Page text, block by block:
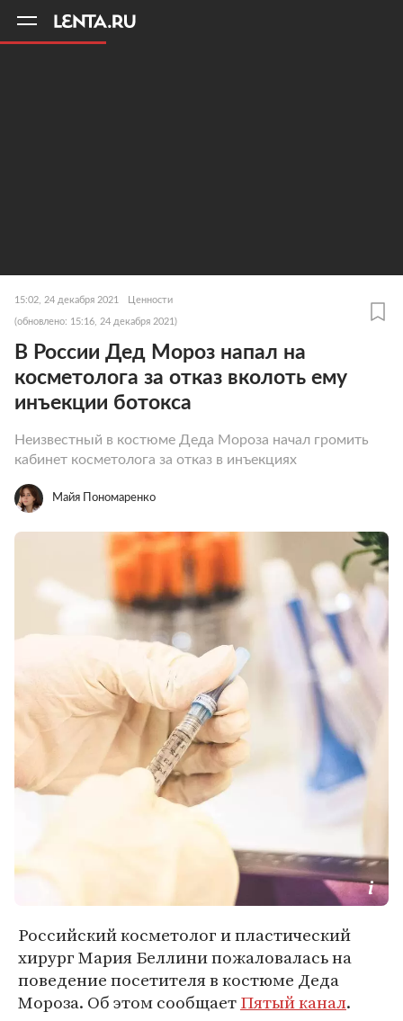
15:02, 24 декабря 2021 Ценности
(обновлено: 15:16, 24 декабря 2021)
В России Дед Мороз напал на
косметолога за отказ вколоть ему
инъекции ботокса
Неизвестный в костюме Деда Мороза начал громить
кабинет косметолога за отказ в инъекциях
Майя Пономаренко
Российский косметолог и пластический
хирург Мария Беллини пожаловалась на
поведение посетителя в костюме Деда
Мороза. Об этом сообщаетПятый канал.